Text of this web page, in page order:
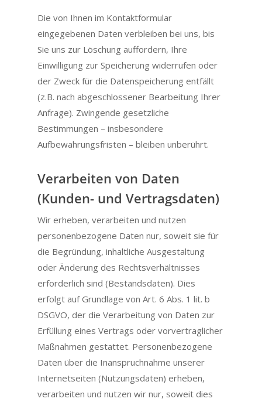
Die von Ihnen im Kontaktformular
eingegebenen Daten verbleiben bei uns, bis
Sie uns zur Löschung auffordern, Ihre
Einwilligung zur Speicherung widerrufen oder
der Zweck für die Datenspeicherung entfällt
(z.B. nach abgeschlossener Bearbeitung Ihrer
Anfrage). Zwingende gesetzliche
Bestimmungen – insbesondere
Aufbewahrungsfristen – bleiben unberührt.
Verarbeiten von Daten
(Kunden- und Vertragsdaten)
Wir erheben, verarbeiten und nutzen
personenbezogene Daten nur, soweit sie für
die Begründung, inhaltliche Ausgestaltung
oder Änderung des Rechtsverhältnisses
erforderlich sind (Bestandsdaten). Dies
erfolgt auf Grundlage von Art. 6 Abs. 1 lit. b
DSGVO, der die Verarbeitung von Daten zur
Erfüllung eines Vertrags oder vorvertraglicher
Maßnahmen gestattet. Personenbezogene
Daten über die Inanspruchnahme unserer
Internetseiten (Nutzungsdaten) erheben,
verarbeiten und nutzen wir nur, soweit dies